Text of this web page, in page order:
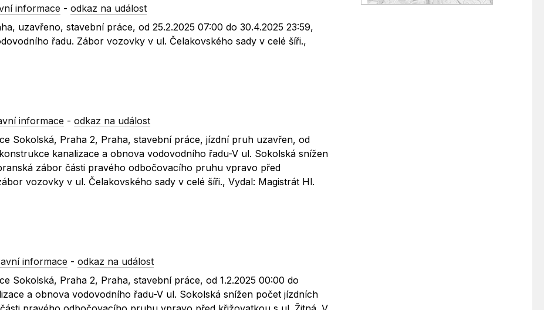
informace -odkaz na událost
uzavřeno, stavební práce, od 25.2.2025 07:00 do 30.4.2025 23:59,
řadu. Zábor vozovky v ul. Čelakovského sady v celé šíři.,
informace -odkaz na událost
Sokolská, Praha 2, Praha, stavební práce, jízdní pruh uzavřen, od
kanalizace a obnova vodovodního řadu-V ul. Sokolská snížen
zábor části pravého odbočovacího pruhu vpravo před
vozovky v ul. Čelakovského sady v celé šíři., Vydal: Magistrát Hl.
informace -odkaz na událost
Sokolská, Praha 2, Praha, stavební práce, od 1.2.2025 00:00 do
a obnova vodovodního řadu-V ul. Sokolská snížen počet jízdních